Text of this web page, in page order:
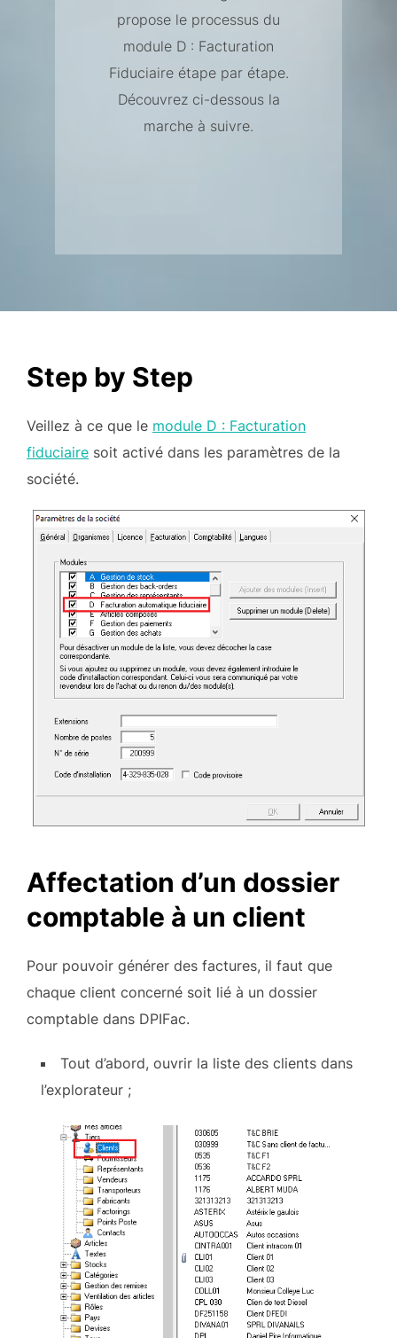
propose le processus du
module D : Facturation
Fiduciaire étape par étape.
Découvrez ci-dessous la
marche à suivre.
Step by Step
Veillez à ce que le module D : Facturation
fiduciaire soit activé dans les paramètres de la
société.
Affectation d’un dossier
comptable à un client
Pour pouvoir générer des factures, il faut que
chaque client concerné soit lié à un dossier
comptable dans DPIFac.
Tout d’abord, ouvrir la liste des clients dans
l’explorateur ;